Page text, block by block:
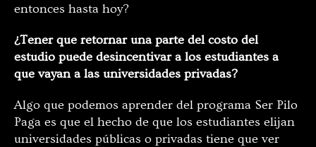
entonces hasta hoy?
¿Tener que retornar una parte del costo del
estudio puede desincentivar a los estudiantes a
que vayan a las universidades privadas?
Algo que podemos aprender del programa Ser Pilo
Paga es que el hecho de que los estudiantes elijan
universidades públicas o privadas tiene que ver